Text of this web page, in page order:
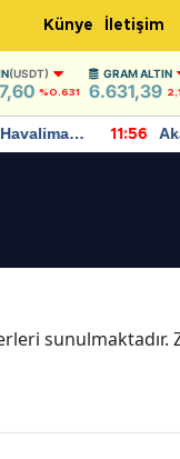
Künye İletişim
(USDT)
%0.631
GRAM ALTIN
6.631,39
11:56
sunulmaktadır.